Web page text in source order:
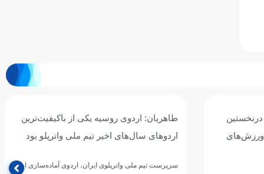
درنخستین
طاهریان: اردوی روسیه یکی از باکیفیت‌ترین
اردوهای سال‌های اخیر تیم ملی واترپلو بود
سرپرست تیم ملی واترپلوی ایران، اردوی آماده‌سازی این